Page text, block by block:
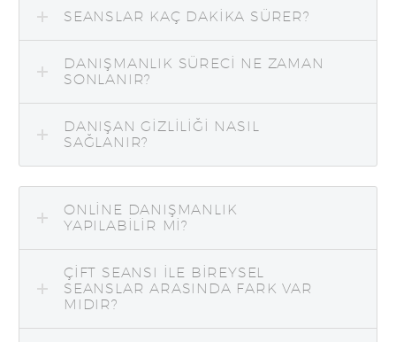
SEANSLAR KAÇ DAKIKA SÜRER?
DANIŞMANLIK SÜRECI NE ZAMAN
SONLANIR?
DANIŞAN GIZLILIĞI NASIL
SAĞLANIR?
ONLINE DANIŞMANLIK
YAPILABILIR MI?
ÇIFT SEANSI ILE BIREYSEL
SEANSLAR ARASINDA FARK VAR
MIDIR?